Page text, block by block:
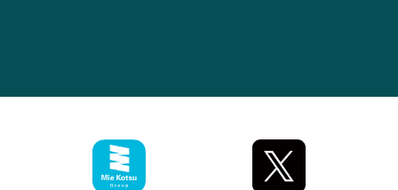
神都ライナー
ミジュマルのラッピングバス（鈴鹿管内）
参宮バス
お客様駐車場のご案内
アイコンの説明
ザ・バスコレクション三重交通バスセット
三重交通公式グッズ
ファンコーナー
お問い合わせ